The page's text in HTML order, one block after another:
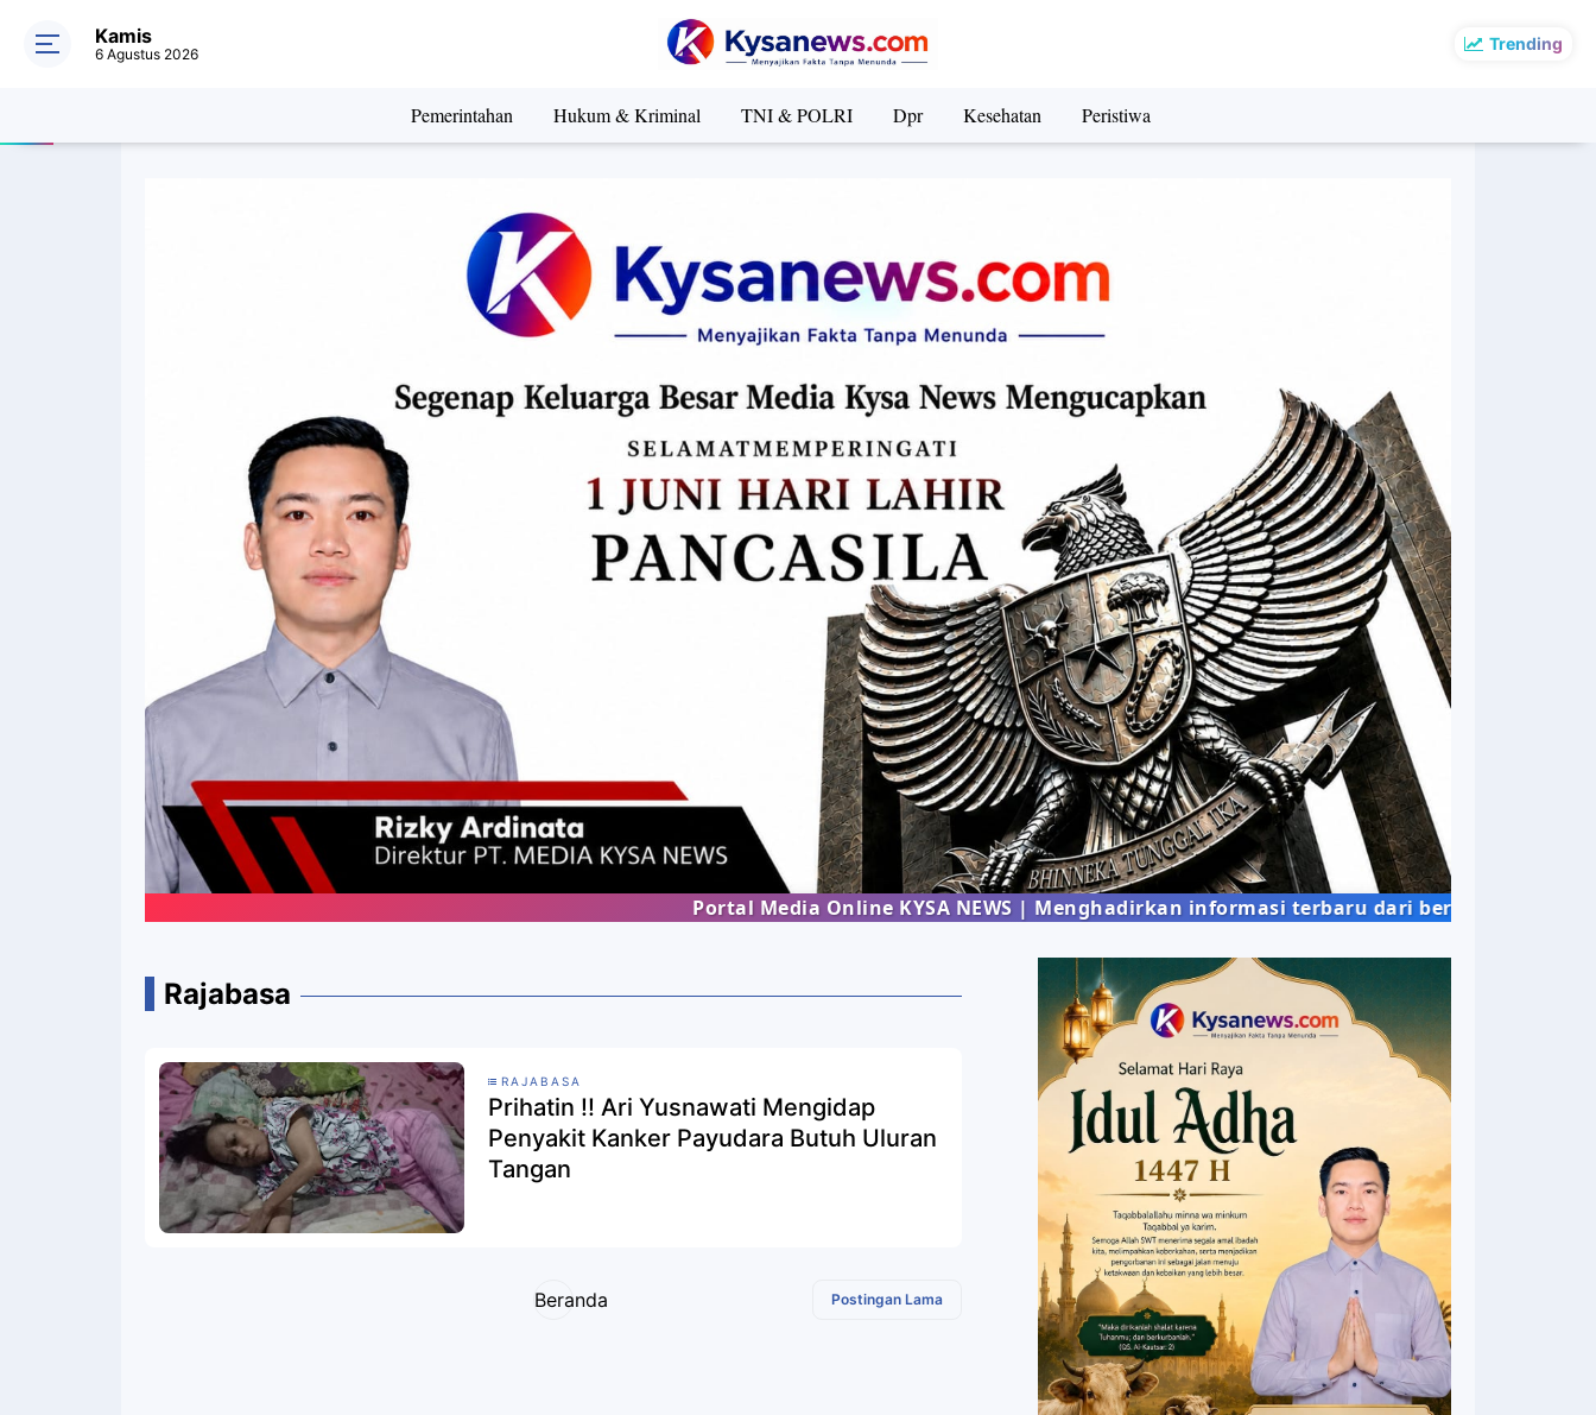
Trending
Kamis
6 Agustus 2026
Pemerintahan Hukum & Kriminal TNI & POLRI Dpr Kesehatan Peristiwa
Portal Media Online KYSA NEWS | Menghadirkan informasi terbaru dari berbagai bidang
Rajabasa
RAJABASA
Prihatin !! Ari Yusnawati Mengidap
Penyakit Kanker Payudara Butuh Uluran
Tangan
Postingan Lama
Beranda